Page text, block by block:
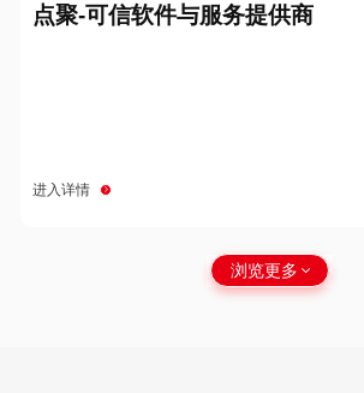
点聚-可信软件与服务提供商
进入详情
浏览更多